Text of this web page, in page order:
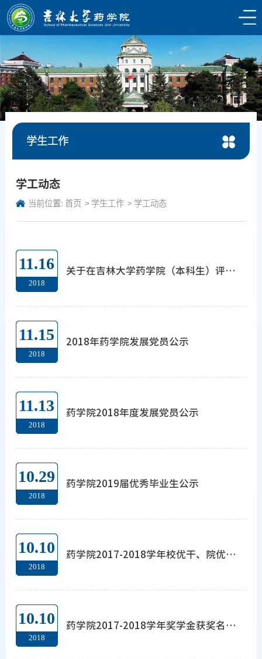
学生工作
学工动态
当前位置: 首页 学生工作 学工动态
11.16
2018
关于在吉林大学药学院（本科生）评选旭远奖学金的通知
11.15
2018
2018年药学院发展党员公示
11.13
2018
药学院2018年度发展党员公示
10.29
2018
药学院2019届优秀毕业生公示
10.10
2018
药学院2017-2018学年校优干、院优干、单项奖学金获奖名单公示
10.10
2018
药学院2017-2018学年奖学金获奖名单公示